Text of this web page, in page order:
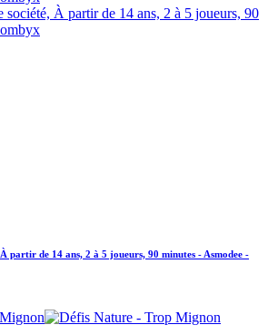
partir de 14 ans, 2 à 5 joueurs, 90 minutes - Asmodee -